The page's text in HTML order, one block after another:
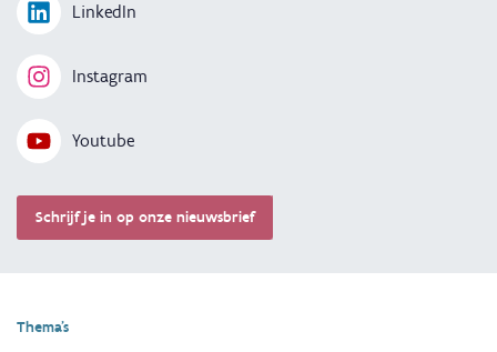
LinkedIn
Instagram
Youtube
Schrijf je in op onze nieuwsbrief
Thema's